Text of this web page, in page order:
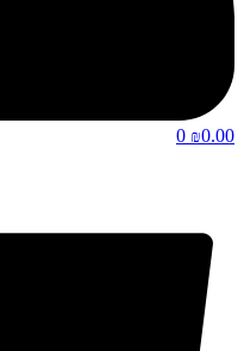
₪0.00
0